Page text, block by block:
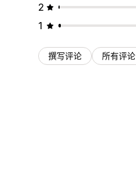
2
1
撰写评论 所有评论